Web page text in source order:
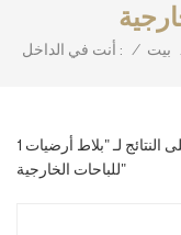
أنت في الداخل : / بيت
1 تم العثور على النتائج لـ "بلاط أرضيات WPC متين منقوش ثلاثي الأبعاد
للباحات الخارجية"